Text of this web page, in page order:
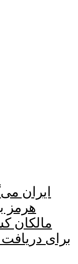
ایران
هرمز
مالکان
برای